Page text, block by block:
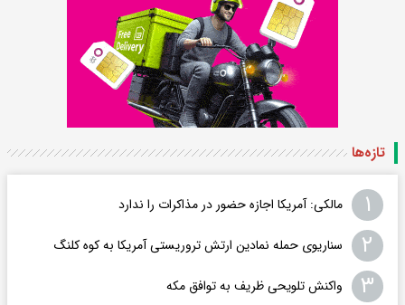
تازه‌ها
۱ مالکی: آمریکا اجازه حضور در مذاکرات را ندارد
۲ سناریوی حمله نمادین ارتش تروریستی آمریکا به کوه کلنگ
۳ واکنش تلویحی ظریف به توافق مکه